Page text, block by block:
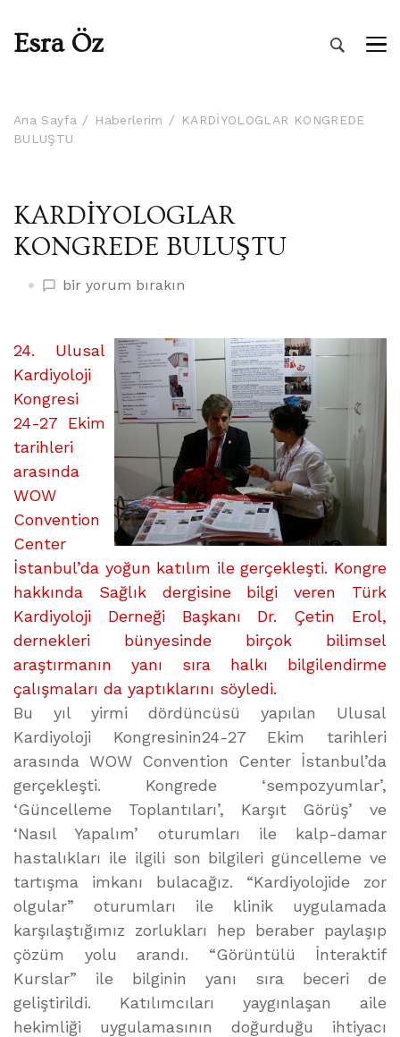
Esra Öz
Ana Sayfa Haberlerim
KARDİYOLOGLAR KONGREDE
BULUŞTU
KARDİYOLOGLAR
KONGREDE BULUŞTU
KARDİYOLOGLAR
üzerine
bir yorum bırakın
24. Ulusal
Kardiyoloji
Kongresi
24-27 Ekim
tarihleri
arasında
WOW
Convention
Center
İstanbul’da yoğun katılım ile gerçekleşti. Kongre
hakkında Sağlık dergisine bilgi veren Türk
Kardiyoloji Derneği Başkanı Dr. Çetin Erol,
dernekleri bünyesinde birçok bilimsel
araştırmanın yanı sıra halkı bilgilendirme
çalışmaları da yaptıklarını söyledi.
Bu yıl yirmi dördüncüsü yapılan Ulusal
Kardiyoloji Kongresinin24-27 Ekim tarihleri
arasında WOW Convention Center İstanbul’da
gerçekleşti. Kongrede ‘sempozyumlar’,
‘Güncelleme Toplantıları’, Karşıt Görüş’ ve
‘Nasıl Yapalım’ oturumları ile kalp-damar
hastalıkları ile ilgili son bilgileri güncelleme ve
tartışma imkanı bulacağız. “Kardiyolojide zor
olgular” oturumları ile klinik uygulamada
karşılaştığımız zorlukları hep beraber paylaşıp
çözüm yolu arandı. “Görüntülü İnteraktif
Kurslar” ile bilginin yanı sıra beceri de
geliştirildi. Katılımcıları yaygınlaşan aile
hekimliği uygulamasının doğurduğu ihtiyacı